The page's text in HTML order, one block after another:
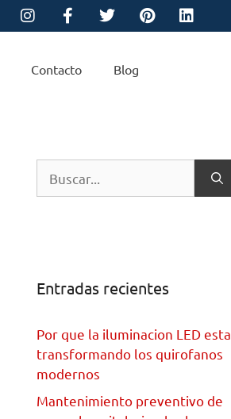
Contacto Blog
Entradas recientes
Por que la iluminacion LED esta
transformando los quirofanos
modernos
Mantenimiento preventivo de